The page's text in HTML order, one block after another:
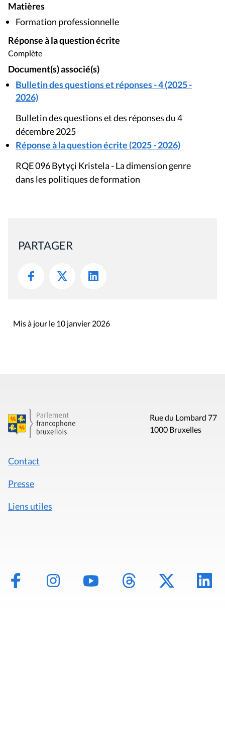
Matières
Formation professionnelle
Réponse à la question écrite
Complète
Document(s) associé(s)
Bulletin des questions et réponses - 4 (2025 -
2026)
Bulletin des questions et des réponses du 4
décembre 2025
Réponse à la question écrite (2025 - 2026)
RQE 096 Bytyçi Kristela - La dimension genre
dans les politiques de formation
PARTAGER
Mis à jour le 10 janvier 2026
Rue du Lombard 77
1000 Bruxelles
Contact
Presse
Liens utiles